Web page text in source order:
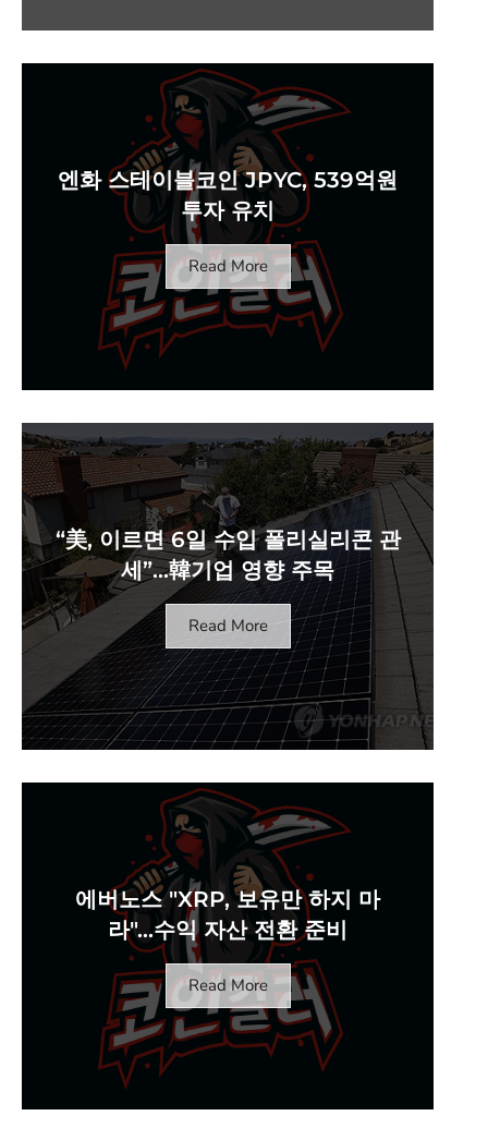
엔화 스테이블코인 JPYC, 539억원
투자 유치
Read More
“美, 이르면 6일 수입 폴리실리콘 관
세”…韓기업 영향 주목
Read More
에버노스 "XRP, 보유만 하지 마
라"…수익 자산 전환 준비
Read More